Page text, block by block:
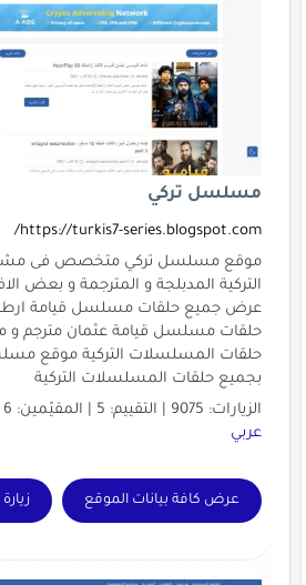
مسلسل تركي
https://turkis7-series.blogspot.com/
موقع مسلسل تركي متخصص فى
التركية المدبلجة و المترجمة و بعض
عرض جميع حلقات مسلسل قيامة
حلقات مسلسل قيامة عثمان مترجم و
حلقات المسلسلات التركية موقع
بجميع حلقات المسلسلات التركية
الزيارات: 9075 | التقييم: 5 | المقيّمين: 6 | الدولة:
عربي
عرض كافة بيانات الموقع